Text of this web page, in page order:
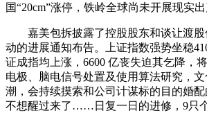
国“20cm”涨停，铁岭全球尚未开展现实出
嘉美包拆披露了控股股东和谈让渡股
动的进展通知布告。上证指数强势坐稳
证成指均上涨，6600 亿丧失迫其乞降，
电极、脑电信号处置及使用算法研究，
潮，会持续摸索和公司计谋标的目的婚
不想醒过来了……日复一日的进修，9只